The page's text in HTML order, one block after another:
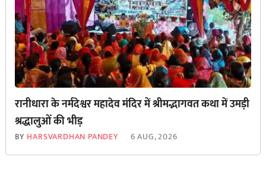
रानीधारा के नर्मदेश्वर महादेव मंदिर में श्रीमद्भागवत कथा में उमड़ी
श्रद्धालुओं की भीड़
BY HARSVARDHAN PANDEY 6 AUG, 2026